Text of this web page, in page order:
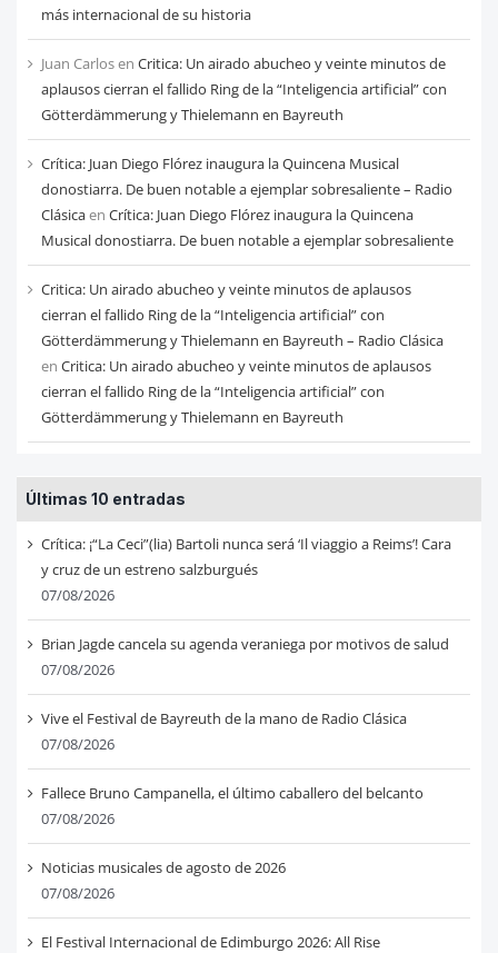
más internacional de su historia
Juan Carlosen Critica: Un airado abucheo y veinte minutos de
aplausos cierran el fallido Ring de la “Inteligencia artificial” con
Götterdämmerung y Thielemann en Bayreuth
Crítica: Juan Diego Flórez inaugura la Quincena Musical
donostiarra. De buen notable a ejemplar sobresaliente – Radio
Clásicaen Crítica: Juan Diego Flórez inaugura la Quincena
Musical donostiarra. De buen notable a ejemplar sobresaliente
Critica: Un airado abucheo y veinte minutos de aplausos
cierran el fallido Ring de la “Inteligencia artificial” con
Götterdämmerung y Thielemann en Bayreuth – Radio Clásica
en Critica: Un airado abucheo y veinte minutos de aplausos
cierran el fallido Ring de la “Inteligencia artificial” con
Götterdämmerung y Thielemann en Bayreuth
Últimas 10 entradas
Crítica: ¡“La Ceci”(lia) Bartoli nunca será ‘Il viaggio a Reims’! Cara
y cruz de un estreno salzburgués
07/08/2026
Brian Jagde cancela su agenda veraniega por motivos de salud
07/08/2026
Vive el Festival de Bayreuth de la mano de Radio Clásica
07/08/2026
Fallece Bruno Campanella, el último caballero del belcanto
07/08/2026
Noticias musicales de agosto de 2026
07/08/2026
El Festival Internacional de Edimburgo 2026: All Rise